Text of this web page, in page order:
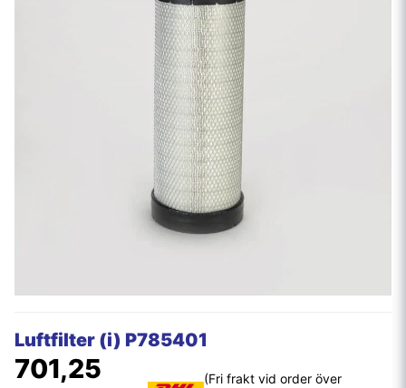
Luftfilter (i) P785401
701,25